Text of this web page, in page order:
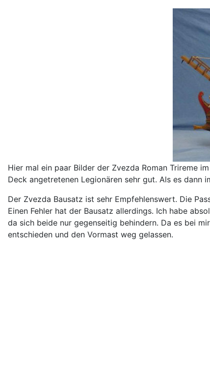
Hier mal ein paar Bilder der Zvezda Roman Trireme
Deck angetretenen Legionären sehr gut. Als es dann
Der Zvezda Bausatz ist sehr Empfehlenswert. Die
Einen Fehler hat der Bausatz allerdings. Ich habe
da sich beide nur gegenseitig behindern. Da es bei
entschieden und den Vormast weg gelassen.